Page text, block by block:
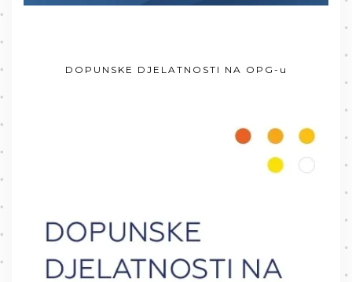
DOPUNSKE DJELATNOSTI NA OPG-u